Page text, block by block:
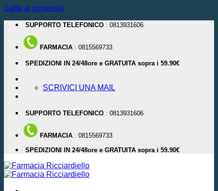
Salta ai contenuti
SUPPORTO TELEFONICO : 0813931606
FARMACIA : 0815569733
SPEDIZIONI IN 24/48ore e GRATUITA sopra i 59.90€
SCRIVICI UNA MAIL
SUPPORTO TELEFONICO : 0813931606
FARMACIA : 0815569733
SPEDIZIONI IN 24/48ore e GRATUITA sopra i 59.90€